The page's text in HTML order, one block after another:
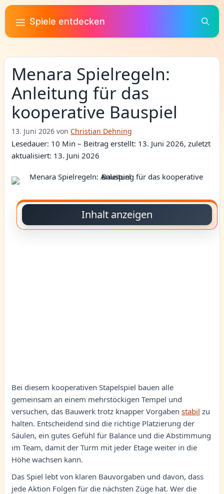
Zum
Inhalt
springen
Spiele entdecken
Menara Spielregeln:
Anleitung für das
kooperative Bauspiel
13. Juni 2026 von Christian Dehning
Lesedauer: 10 Min – Beitrag erstellt: 13. Juni 2026, zuletzt
aktualisiert: 13. Juni 2026
Inhalt anzeigen
Bei diesem kooperativen Stapelspiel bauen alle
gemeinsam an einem mehrstöckigen Tempel und
versuchen, das Bauwerk trotz knapper Vorgaben stabil zu
halten. Entscheidend sind die richtige Platzierung der
Säulen, ein gutes Gefühl für Balance und die Abstimmung
im Team, damit der Turm mit jeder Etage weiter in die
Höhe wachsen kann.
Das Spiel lebt von klaren Bauvorgaben und davon, dass
jede Aktion Folgen für die nächsten Züge hat. Wer die